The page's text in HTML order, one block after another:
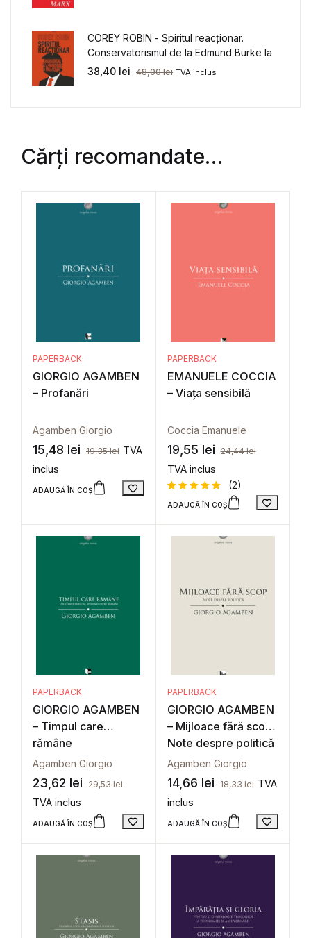
COREY ROBIN - Spiritul reacționar.
Conservatorismul de la Edmund Burke la
Donald Trump
38,40 lei 48,00lei TVA inclus
Cărți recomandate…
PAPERBACK
GIORGIO AGAMBEN
– Profanări
Agamben Giorgio
15,48 lei 19,35lei TVA
inclus
ADAUGĂ ÎN COȘ
PAPERBACK
EMANUELE COCCIA
– Viaţa sensibilă
Coccia Emanuele
19,55 lei 24,44lei
TVA inclus
Evaluat la
pe baza a
2
(2)
ADAUGĂ ÎN COȘ
PAPERBACK
GIORGIO AGAMBEN
– Timpul care
rămâne
Agamben Giorgio
23,62 lei 29,53lei
TVA inclus
ADAUGĂ ÎN COȘ
PAPERBACK
GIORGIO AGAMBEN
– Mijloace fără scop.
Note despre politică
Agamben Giorgio
14,66 lei 18,33lei TVA
inclus
ADAUGĂ ÎN COȘ